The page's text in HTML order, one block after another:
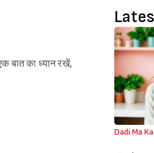
बात का ध्यान रखें,
Dadi Ma